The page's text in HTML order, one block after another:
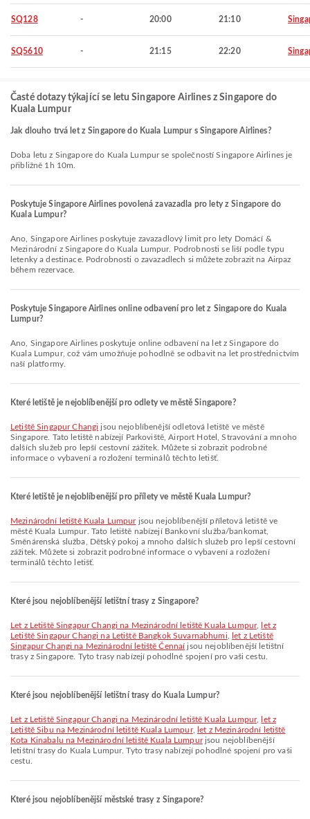
SQ128 - 20:00 21:10
SQ5610 - 21:15 22:20
Časté dotazy týkající se letu Singapore Airlines z Singapore do
Kuala Lumpur
Jak dlouho trvá let z Singapore do Kuala Lumpur s Singapore Airlines?
Doba letu z Singapore do Kuala Lumpur se společností Singapore Airlines je
přibližně 1h 10m.
Poskytuje Singapore Airlines povolená zavazadla pro lety z Singapore do
Kuala Lumpur?
Ano, Singapore Airlines poskytuje zavazadlový limit pro lety Domácí &
Mezinárodní z Singapore do Kuala Lumpur. Podrobnosti se liší podle typu
letenky a destinace. Podrobnosti o zavazadlech si můžete zobrazit na Airpaz
během rezervace.
Poskytuje Singapore Airlines online odbavení pro let z Singapore do Kuala
Lumpur?
Ano, Singapore Airlines poskytuje online odbavení na let z Singapore do
Kuala Lumpur, což vám umožňuje pohodlně se odbavit na let prostřednictvím
naší platformy.
Které letiště je nejoblíbenější pro odlety ve městě Singapore?
Letiště Singapur Changi jsou nejoblíbenější odletová letiště ve městě
Singapore. Tato letiště nabízejí Parkoviště, Airport Hotel, Stravování a mnoho
dalších služeb pro lepší cestovní zážitek. Můžete si zobrazit podrobné
informace o vybavení a rozložení terminálů těchto letišť.
Které letiště je nejoblíbenější pro přílety ve městě Kuala Lumpur?
Mezinárodní letiště Kuala Lumpurjsou nejoblíbenější příletová letiště ve
městě Kuala Lumpur. Tato letiště nabízejí Bankovní služba/bankomat,
Směnárenská služba, Dětský pokoj a mnoho dalších služeb pro lepší cestovní
zážitek. Můžete si zobrazit podrobné informace o vybavení a rozložení
terminálů těchto letišť.
Které jsou nejoblíbenější letištní trasy z Singapore?
let z Letiště Singapur Changi na Mezinárodní letiště Kuala Lumpur,
let z
Letiště Singapur Changi na Letiště Bangkok Suvarnabhumi
let z Letiště
Singapur Changi na Mezinárodní letiště Čennaí jsou nejoblíbenější letištní
trasy z Singapore. Tyto trasy nabízejí pohodlné spojení pro vaši cestu.
Které jsou nejoblíbenější letištní trasy do Kuala Lumpur?
let z Letiště Singapur Changi na Mezinárodní letiště Kuala Lumpur,
let z
Letiště Sibu na Mezinárodní letiště Kuala Lumpur,
let z Mezinárodní letiště
Kota Kinabalu na Mezinárodní letiště Kuala Lumpurjsou nejoblíbenější
letištní trasy do Kuala Lumpur. Tyto trasy nabízejí pohodlné spojení pro vaši
cestu.
Které jsou nejoblíbenější městské trasy z Singapore?